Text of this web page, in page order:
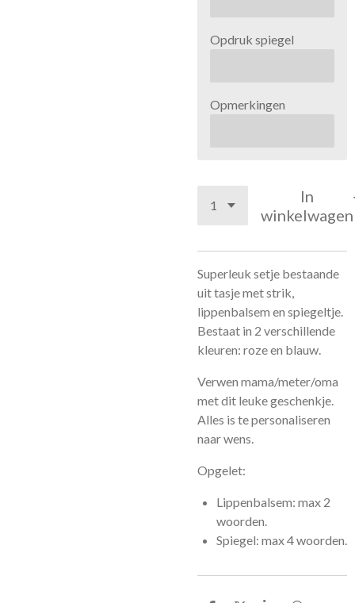
Opdruk spiegel
Opmerkingen
In
winkelwagen
Superleuk setje bestaande
uit tasje met strik,
lippenbalsem en spiegeltje.
Bestaat in 2 verschillende
kleuren: roze en blauw.
Verwen mama/meter/oma
met dit leuke geschenkje.
Alles is te personaliseren
naar wens.
Opgelet:
Lippenbalsem: max 2
woorden.
Spiegel: max 4 woorden.